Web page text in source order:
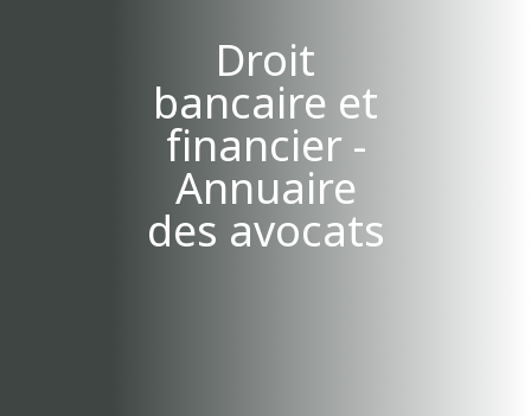
Droit
bancaire et
financier -
Annuaire
des avocats